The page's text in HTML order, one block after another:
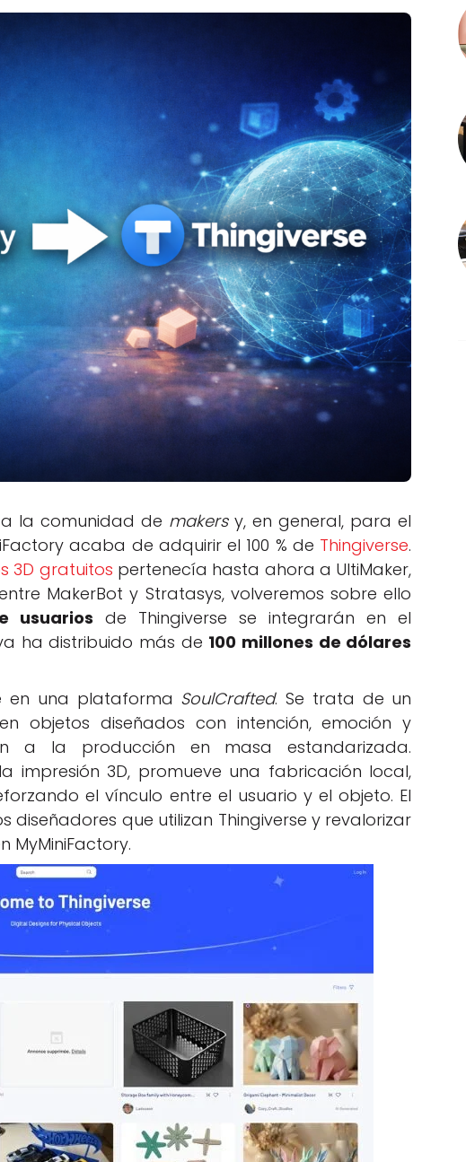
Negocios
la comunidad de makersy, en general, para el
acaba de adquirir el 100 % de Thingiverse.
3D gratuitos pertenecía hasta ahora a UltiMaker,
MakerBot y Stratasys, volveremos sobre ello
usuarios de Thingiverse se integrarán en el
ha distribuido más de 100 millones de dólares
en una plataforma SoulCrafted. Se trata de un
objetos diseñados con intención, emoción y
a la producción en masa estandarizada.
impresión 3D, promueve una fabricación local,
el vínculo entre el usuario y el objeto. El
diseñadores que utilizan Thingiverse y revalorizar
MyMiniFactory.